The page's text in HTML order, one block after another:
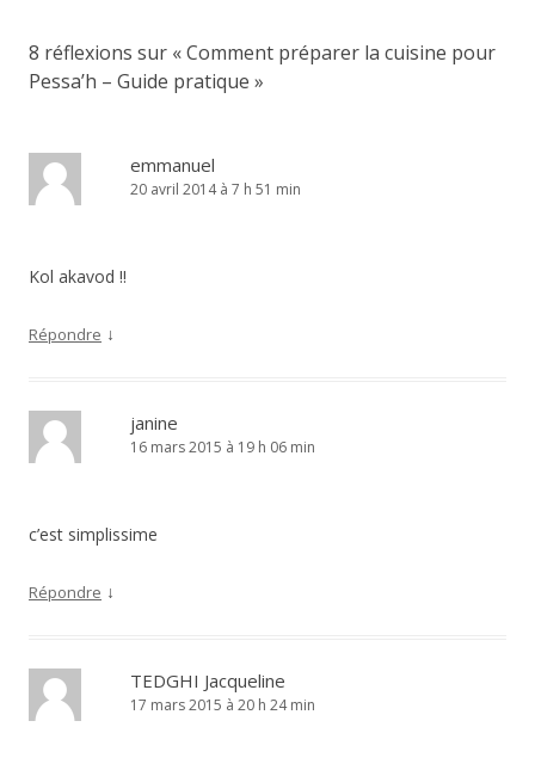
8 réflexions sur «Comment préparer la cuisine pour
Pessa’h – Guide pratique »
emmanuel
20 avril 2014 à 7 h 51 min
Kol akavod !!
Répondre ↓
janine
16 mars 2015 à 19 h 06 min
c’est simplissime
Répondre ↓
TEDGHI Jacqueline
17 mars 2015 à 20 h 24 min